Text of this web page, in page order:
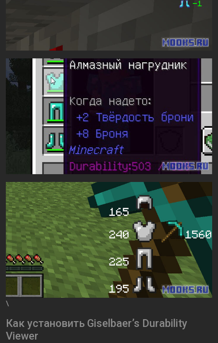
\
Как установить Giselbaer’s Durability
Viewer